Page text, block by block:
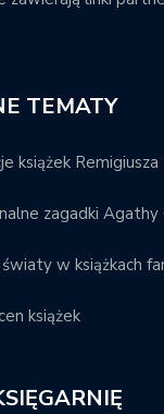
TEMATY
książek Remigiusza
zagadki Agathy
w książkach
książek